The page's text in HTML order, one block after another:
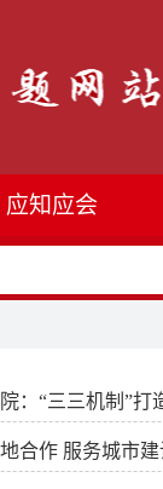
应知应会
：“三三机制”打
合作 服务城市